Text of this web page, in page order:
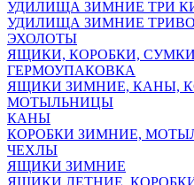
УДИЛИЩА ЗИМНИЕ ТРИ
УДИЛИЩА ЗИМНИЕ
ЭХОЛОТЫ
ЯЩИКИ, КОРОБКИ,
ГЕРМОУПАКОВКА
ЯЩИКИ ЗИМНИЕ, КАНЫ,
МОТЫЛЬНИЦЫ
КАНЫ
КОРОБКИ ЗИМНИЕ,
ЧЕХЛЫ
ЯЩИКИ ЗИМНИЕ
ЯЩИКИ ЛЕТНИЕ,